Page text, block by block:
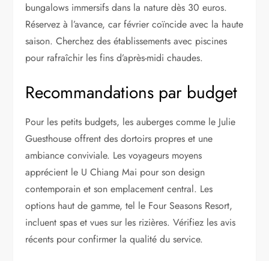
bungalows immersifs dans la nature dès 30 euros.
Réservez à l’avance, car février coïncide avec la haute
saison. Cherchez des établissements avec piscines
pour rafraîchir les fins d’après-midi chaudes.
Recommandations par budget
Pour les petits budgets, les auberges comme le Julie
Guesthouse offrent des dortoirs propres et une
ambiance conviviale. Les voyageurs moyens
apprécient le U Chiang Mai pour son design
contemporain et son emplacement central. Les
options haut de gamme, tel le Four Seasons Resort,
incluent spas et vues sur les rizières. Vérifiez les avis
récents pour confirmer la qualité du service.